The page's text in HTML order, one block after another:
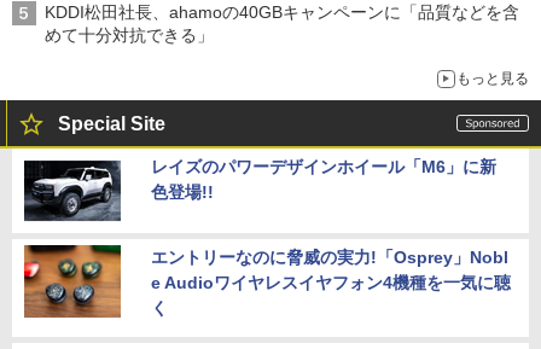
KDDI松田社長、ahamoの40GBキャンペーンに「品質などを含
めて十分対抗できる」
もっと見る
Special Site
レイズのパワーデザインホイール「M6」に新
色登場!!
エントリーなのに脅威の実力!「Osprey」Nobl
e Audioワイヤレスイヤフォン4機種を一気に聴
く